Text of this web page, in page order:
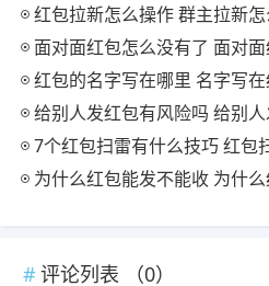
红包拉新怎么操作 群主拉新
面对面红包怎么没有了 面对
红包的名字写在哪里 名字写
给别人发红包有风险吗 给别
7个红包扫雷有什么技巧 红包
为什么红包能发不能收 为什
评论列表 （0）